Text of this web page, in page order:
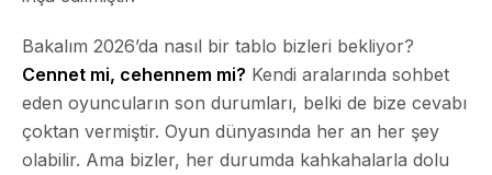
Bakalım 2026’da nasıl bir tablo bizleri bekliyor?
Cennet mi, cehennem mi? Kendi aralarında sohbet
eden oyuncuların son durumları, belki de bize cevabı
çoktan vermiştir. Oyun dünyasında her an her şey
olabilir. Ama bizler, her durumda kahkahalarla dolu